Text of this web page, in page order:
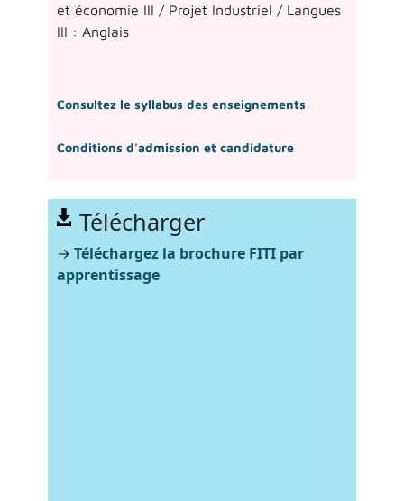
et économie III / Projet Industriel / Langues
III : Anglais
Consultez le syllabus des enseignements
Conditions d'admission et candidature
Télécharger
→ Téléchargez la brochure FITI par
apprentissage